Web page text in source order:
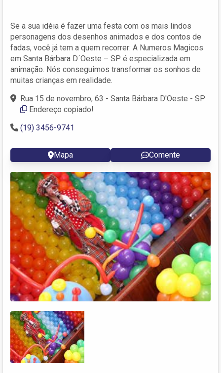
Se a sua idéia é fazer uma festa com os mais lindos
personagens dos desenhos animados e dos contos de
fadas, você já tem a quem recorrer: A Numeros Magicos
em Santa Bárbara D´Oeste – SP é especializada em
animação. Nós conseguimos transformar os sonhos de
muitas crianças em realidade.
Rua 15 de novembro, 63 - Santa Bárbara D'Oeste - SP
Endereço copiado!
(19) 3456-9741
Mapa Comente